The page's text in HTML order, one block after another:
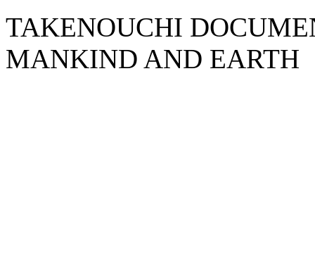
TAKENOUCHI
MANKIND AND EARTH